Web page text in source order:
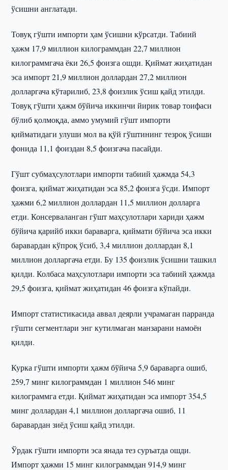
ўсишни англатади.
Товуқ гўшти импорти ҳам ўсишни кўрсатди. Табиий
ҳажм 17,9 миллион килограммдан 22,7 миллион
килограммгача ёки 26,5 фоизга ошди. Қиймат жиҳатидан
эса импорт 21,9 миллион доллардан 27,2 миллион
долларгача кўтарилиб, 23,8 фоизлик ўсиш қайд этилди.
Товуқ гўшти ҳажм бўйича иккинчи йирик товар тоифаси
бўлиб қолмоқда, аммо умумий гўшт импорти
қийматидаги улуши мол ва қўй гўштининг тезроқ ўсиши
фонида 11,1 фоиздан 8,5 фоизгача пасайди.
Гўшт субмаҳсулотлари импорти табиий ҳажмда 54,3
фоизга, қиймат жиҳатидан эса 85,2 фоизга ўсди. Импорт
ҳажми 6,2 миллион доллардан 11,5 миллион долларга
етди. Консерваланган гўшт маҳсулотлари хариди ҳажм
бўйича қарийб икки бараварга, қиймати бўйича эса икки
баравардан кўпроқ ўсиб, 3,4 миллион доллардан 8,1
миллион долларгача етди. Бу 135 фоизлик ўсишни ташкил
қилди. Колбаса маҳсулотлари импорти эса табиий ҳажмда
29,5 фоизга, қиймат жиҳатидан 46 фоизга кўпайди.
Импорт статистикасида аввал деярли учрамаган парранда
гўшти сегментлари энг кутилмаган манзарани намоён
қилди.
Курка гўшти импорти ҳажм бўйича 5,9 бараварга ошиб,
259,7 минг килограммдан 1 миллион 546 минг
килограммга етди. Қиймат жиҳатидан эса импорт 354,5
минг доллардан 4,1 миллион долларгача ошиб, 11
баравардан зиёд ўсиш қайд этилди.
Ўрдак гўшти импорти эса янада тез суръатда ошди.
Импорт ҳажми 15 минг килограммдан 914,9 минг